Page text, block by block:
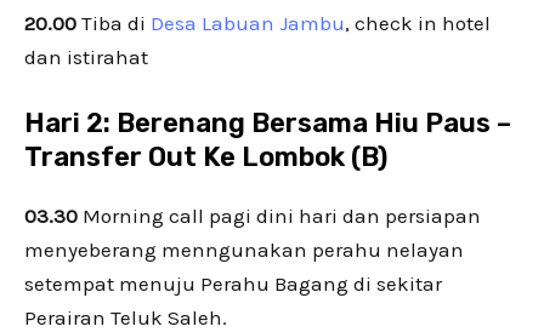
20.00 Tiba di Desa Labuan Jambu, check in hotel
dan istirahat
Hari 2: Berenang Bersama Hiu Paus –
Transfer Out Ke Lombok (B)
03.30 Morning call pagi dini hari dan persiapan
menyeberang menngunakan perahu nelayan
setempat menuju Perahu Bagang di sekitar
Perairan Teluk Saleh.